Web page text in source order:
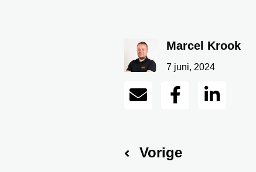
Marcel Krook
7 juni, 2024
Vorige